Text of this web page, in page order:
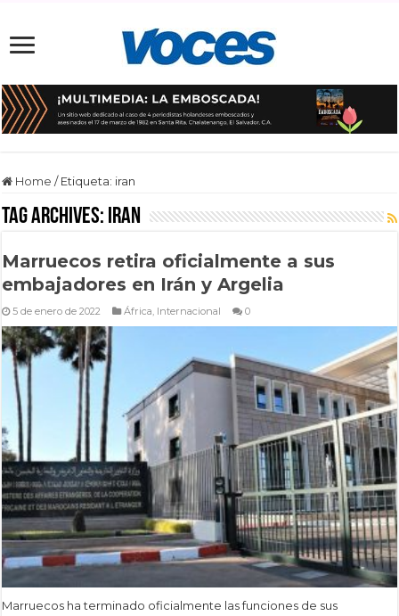
Home / Etiqueta: iran
Tag Archives: iran
Marruecos retira oficialmente a sus
embajadores en Irán y Argelia
5 de enero de 2022 África, Internacional 0
Marruecos ha terminado oficialmente las funciones de sus